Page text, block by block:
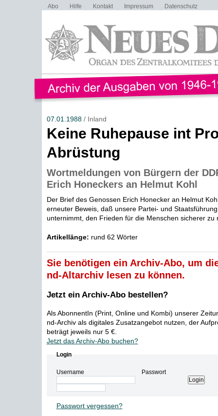
Abo Hilfe Kontakt Impressum Datenschutz
07.01.1988/ Inland
Keine Ruhepause int
Abrüstung
Wortmeldungen von Bürgern der
Erich Honeckers an Helmut Kohl
Der Brief des Genossen Erich Honecker an Helmut
erneuter Beweis, daß unsere Partei- und
unternimmt, den Frieden für die Menschen sicherer zu
Artikellänge: rund 62 Wörter
Sie benötigen ein Archiv-Abo, um
nd-Altarchiv lesen zu können.
Jetzt ein Archiv-Abo bestellen?
Als AbonnentIn (Print, Online und Kombi) unserer
nd-Archiv als digitales Zusatzangebot nutzen, der
beträgt jeweils nur 5 €.
Jetzt das Archiv-Abo buchen?
Login
Username Passwort
Passwort vergessen?